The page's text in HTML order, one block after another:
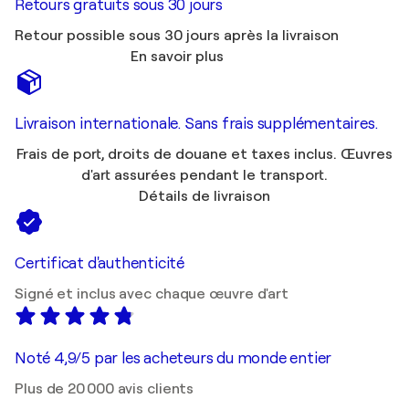
Retours gratuits sous 30 jours
Retour possible sous 30 jours après la livraison
En savoir plus
Livraison internationale. Sans frais supplémentaires.
Frais de port, droits de douane et taxes inclus. Œuvres
d'art assurées pendant le transport.
Détails de livraison
Certificat d'authenticité
Signé et inclus avec chaque œuvre d'art
Noté 4,9/5 par les acheteurs du monde entier
Plus de 20 000 avis clients